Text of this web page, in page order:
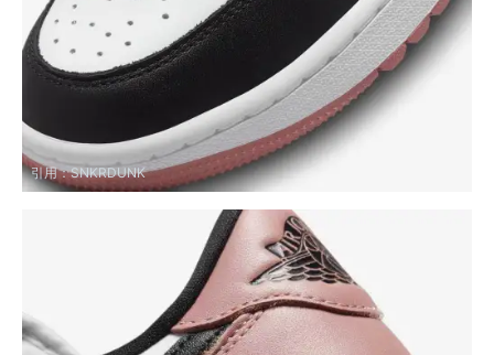
引用：SNKRDUNK